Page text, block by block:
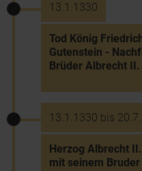
13.1.1330
Tod König
Gutenstein -
Brüder Albrecht
13.1.1330 bis
Herzog Albrecht
mit seinem Bruder